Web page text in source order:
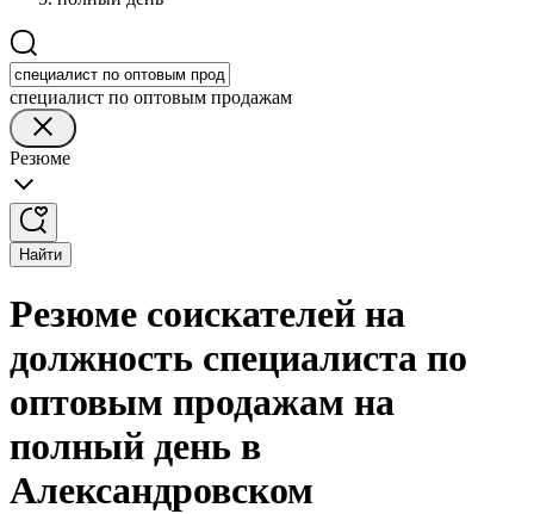
специалист по оптовым продажам
Резюме
Найти
Резюме соискателей на
должность специалиста по
оптовым продажам на
полный день в
Александровском